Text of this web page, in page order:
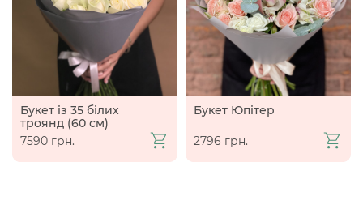
Букет із 35 білих
троянд (60 см)
7590 грн.
Букет Юпітер
2796 грн.